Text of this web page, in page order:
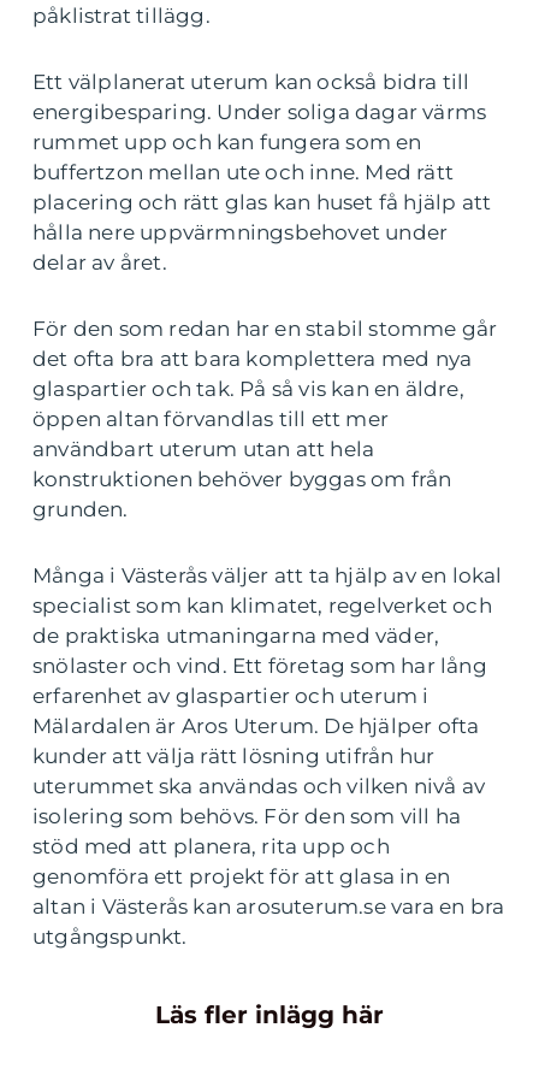
påklistrat tillägg.
Ett välplanerat uterum kan också bidra till
energibesparing. Under soliga dagar värms
rummet upp och kan fungera som en
buffertzon mellan ute och inne. Med rätt
placering och rätt glas kan huset få hjälp att
hålla nere uppvärmningsbehovet under
delar av året.
För den som redan har en stabil stomme går
det ofta bra att bara komplettera med nya
glaspartier och tak. På så vis kan en äldre,
öppen altan förvandlas till ett mer
användbart uterum utan att hela
konstruktionen behöver byggas om från
grunden.
Många i Västerås väljer att ta hjälp av en lokal
specialist som kan klimatet, regelverket och
de praktiska utmaningarna med väder,
snölaster och vind. Ett företag som har lång
erfarenhet av glaspartier och uterum i
Mälardalen är Aros Uterum. De hjälper ofta
kunder att välja rätt lösning utifrån hur
uterummet ska användas och vilken nivå av
isolering som behövs. För den som vill ha
stöd med att planera, rita upp och
genomföra ett projekt för att glasa in en
altan i Västerås kan arosuterum.se vara en bra
utgångspunkt.
Läs fler inlägg här